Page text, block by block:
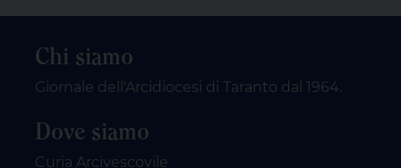
Chi siamo
Giornale dell'Arcidiocesi di Taranto dal 1964.
Dove siamo
Curia Arcivescovile